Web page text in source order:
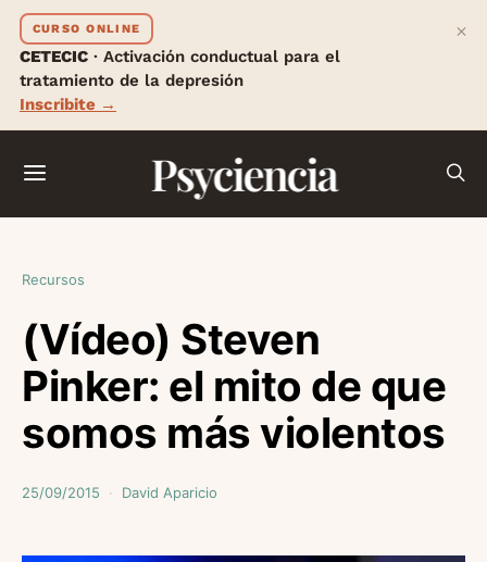
CURSO ONLINE
CETECIC · Activación conductual para el
tratamiento de la depresión
Inscribite →
×
Psyciencia
Recursos
(Vídeo) Steven
Pinker: el mito de que
somos más violentos
25/09/2015 David Aparicio